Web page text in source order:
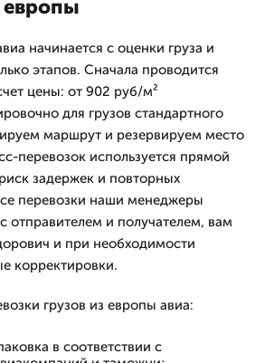
европы
начинается с оценки груза и
этапов. Сначала проводится
цены: от 902 руб/м²
для грузов стандартного
маршрут и резервируем место
перевозок используется прямой
задержек и повторных
перевозки наши менеджеры
отправителем и получателем, вам
и при необходимости
корректировки.
грузов из европы авиа:
в соответствии с